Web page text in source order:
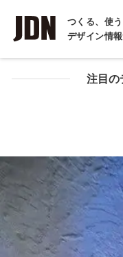
つくる、使
デザイン情
インタビュー
REPORT注目の